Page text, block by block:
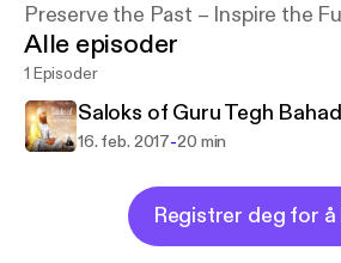
Preserve the Past – Inspire the
Alle episoder
1 Episoder
Saloks of Guru Tegh
16. feb. 2017-20 min
Registrer deg for